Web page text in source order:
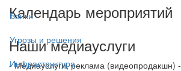
Банки
Угрозы и решения
Инфраструктура
Календарь мероприятий
Наши медиауслуги
- Медиауслуги, реклама (видеопродакшн) -